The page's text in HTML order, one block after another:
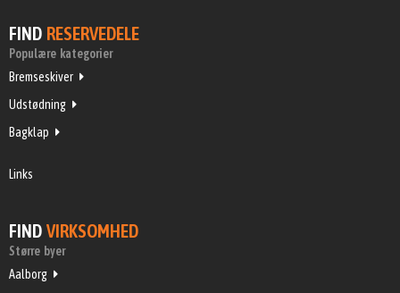
FIND RESERVEDELE
Populære kategorier
Bremseskiver
Udstødning
Bagklap
Links
FIND VIRKSOMHED
Større byer
Aalborg